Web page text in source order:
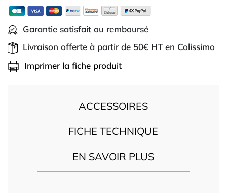
Garantie satisfait ou remboursé
Livraison offerte à partir de 50€ HT en Colissimo
Imprimer la fiche produit
ACCESSOIRES
FICHE TECHNIQUE
EN SAVOIR PLUS